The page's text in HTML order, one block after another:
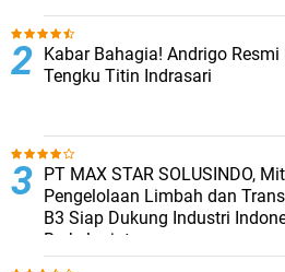
Kabar Bahagia! Andrigo
Tengku Titin Indrasari
PT MAX STAR SOLUSINDO,
Pengelolaan Limbah dan
B3 Siap Dukung Industri
Berkelanjutan